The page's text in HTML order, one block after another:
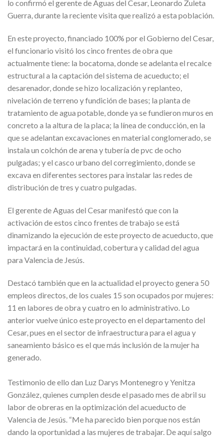
lo confirmó el gerente de Aguas del Cesar, Leonardo Zuleta
Guerra, durante la reciente visita que realizó a esta población.
En este proyecto, financiado 100% por el Gobierno del Cesar,
el funcionario visitó los cinco frentes de obra que
actualmente tiene: la bocatoma, donde se adelanta el recalce
estructural a la captación del sistema de acueducto; el
desarenador, donde se hizo localización y replanteo,
nivelación de terreno y fundición de bases; la planta de
tratamiento de agua potable, donde ya se fundieron muros en
concreto a la altura de la placa; la línea de conducción, en la
que se adelantan excavaciones en material conglomerado, se
instala un colchón de arena y tubería de pvc de ocho
pulgadas; y el casco urbano del corregimiento, donde se
excava en diferentes sectores para instalar las redes de
distribución de tres y cuatro pulgadas.
El gerente de Aguas del Cesar manifestó que con la
activación de estos cinco frentes de trabajo se está
dinamizando la ejecución de este proyecto de acueducto, que
impactará en la continuidad, cobertura y calidad del agua
para Valencia de Jesús.
Destacó también que en la actualidad el proyecto genera 50
empleos directos, de los cuales 15 son ocupados por mujeres:
11 en labores de obra y cuatro en lo administrativo. Lo
anterior vuelve único este proyecto en el departamento del
Cesar, pues en el sector de infraestructura para el agua y
saneamiento básico es el que más inclusión de la mujer ha
generado.
Testimonio de ello dan Luz Darys Montenegro y Yenitza
González, quienes cumplen desde el pasado mes de abril su
labor de obreras en la optimización del acueducto de
Valencia de Jesús. “Me ha parecido bien porque nos están
dando la oportunidad a las mujeres de trabajar. De aquí salgo